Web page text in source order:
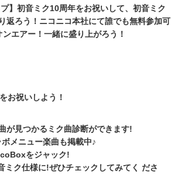
】初音ミク10周年をお祝いして、初音ミク
返ろう！ニコニコ本社にて誰でも無料参加可
ンエアー ！一緒に盛り上がろう！
お祝いしよう！
が見つかる ミク曲診断ができます!
メニュー楽曲も掲載中♪
をジャック!
ク仕様に!ぜひチェックしてみてく ださ